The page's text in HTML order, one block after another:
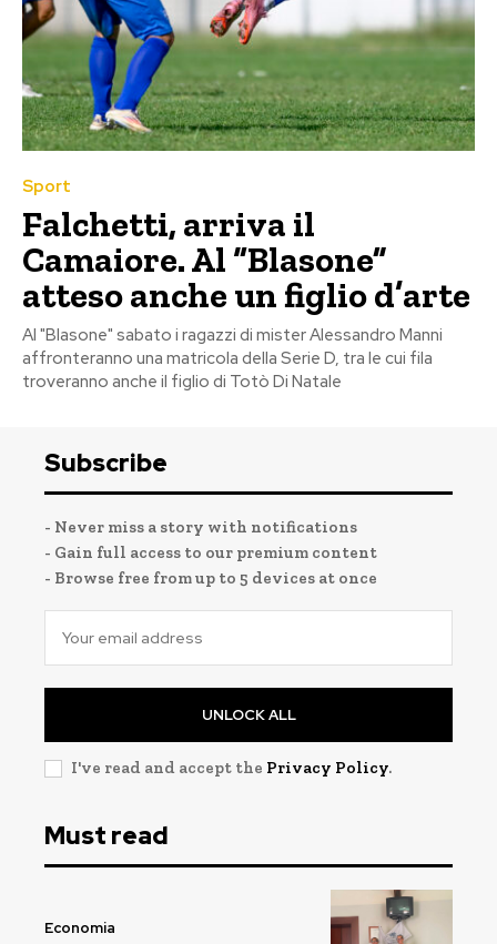
Sport
Falchetti, arriva il
Camaiore. Al “Blasone”
atteso anche un figlio d’arte
Al "Blasone" sabato i ragazzi di mister Alessandro Manni
affronteranno una matricola della Serie D, tra le cui fila
troveranno anche il figlio di Totò Di Natale
Subscribe
- Never miss a story with notifications
- Gain full access to our premium content
- Browse free from up to 5 devices at once
UNLOCK ALL
I've read and accept the Privacy Policy.
Must read
Economia